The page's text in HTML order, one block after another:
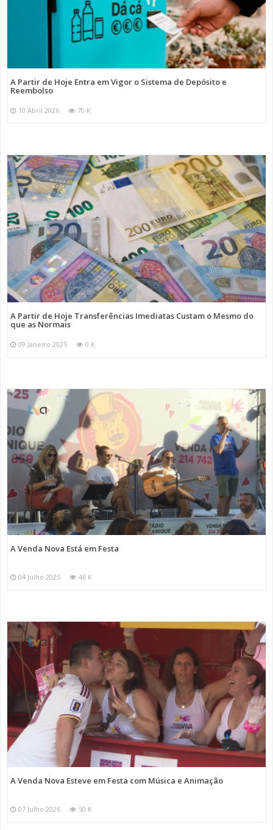
A Partir de Hoje Entra em Vigor o Sistema de Depósito e
Reembolso
10 Abril 2026 70 K
A Partir de Hoje Transferências Imediatas Custam o Mesmo do
que as Normais
09 Janeiro 2025 0 K
A Venda Nova Está em Festa
04 Julho 2025 46 K
A Venda Nova Esteve em Festa com Música e Animação
07 Julho 2026 50 K